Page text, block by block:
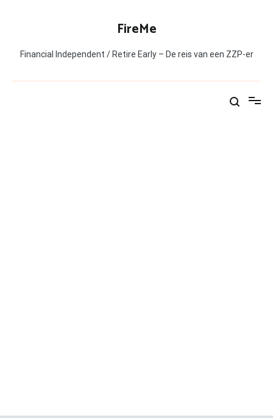
FireMe
Financial Independent / Retire Early – De reis van een ZZP-er